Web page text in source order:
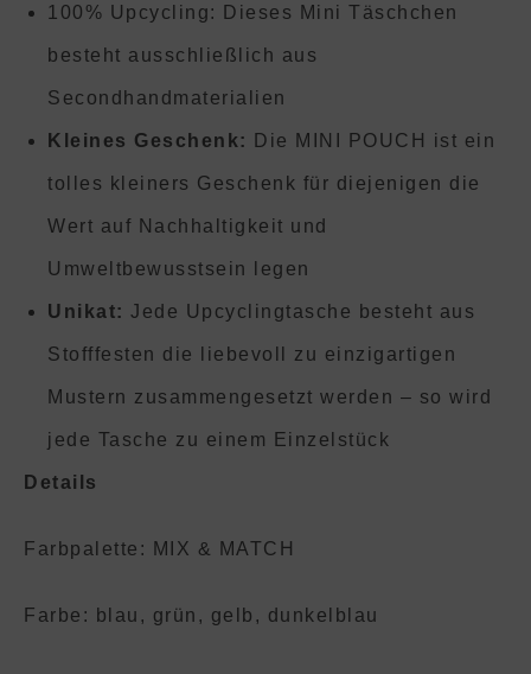
100% Upcycling: Dieses Mini Täschchen
besteht ausschließlich aus
Secondhandmaterialien
Kleines Geschenk: Die MINI POUCH ist ein
tolles kleiners Geschenk für diejenigen die
Wert auf Nachhaltigkeit und
Umweltbewusstsein legen
Unikat: Jede Upcyclingtasche besteht aus
Stofffesten die liebevoll zu einzigartigen
Mustern zusammengesetzt werden – so wird
jede Tasche zu einem Einzelstück
Details
Farbpalette: MIX & MATCH
Farbe: blau, grün, gelb, dunkelblau